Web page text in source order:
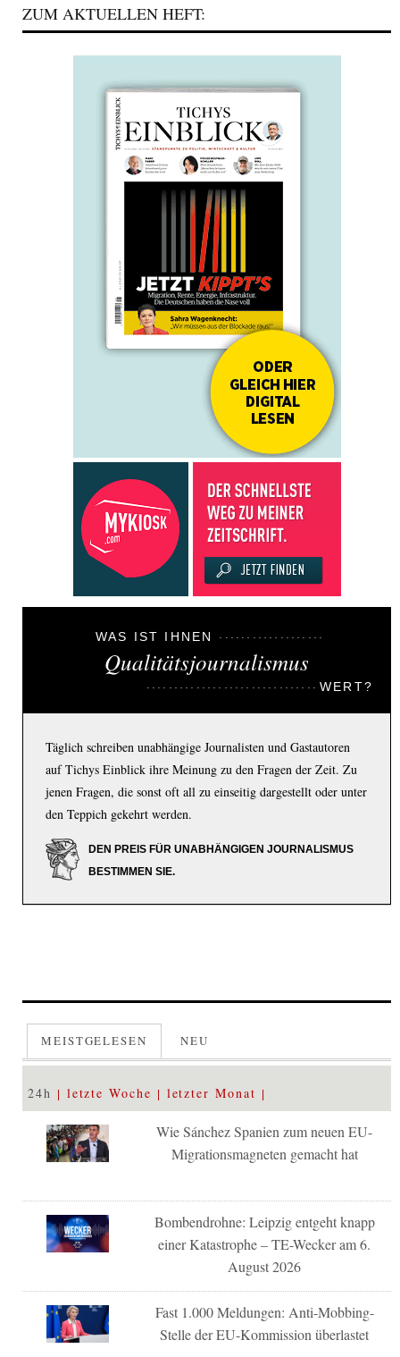
ZUM AKTUELLEN HEFT:
WAS IST IHNEN
Qualitätsjournalismus
WERT?
Täglich schreiben unabhängige Journalisten und Gastautoren
auf Tichys Einblick ihre Meinung zu den Fragen der Zeit. Zu
jenen Fragen, die sonst oft all zu einseitig dargestellt oder unter
den Teppich gekehrt werden.
DEN PREIS FÜR UNABHÄNGIGEN JOURNALISMUS
BESTIMMEN SIE.
MEISTGELESEN NEU
24h letzte Woche letzter Monat
Wie Sánchez Spanien zum neuen EU-
Migrationsmagneten gemacht hat
Bombendrohne: Leipzig entgeht knapp
einer Katastrophe – TE-Wecker am 6.
August 2026
Fast 1.000 Meldungen: Anti-Mobbing-
Stelle der EU-Kommission überlastet